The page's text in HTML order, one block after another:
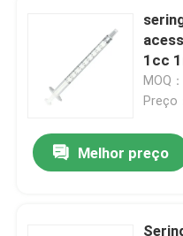
Pedir um orçamento
Bujão de borracha
Atuador de borracha
1cc
MOQ
Preço
Melhor preço